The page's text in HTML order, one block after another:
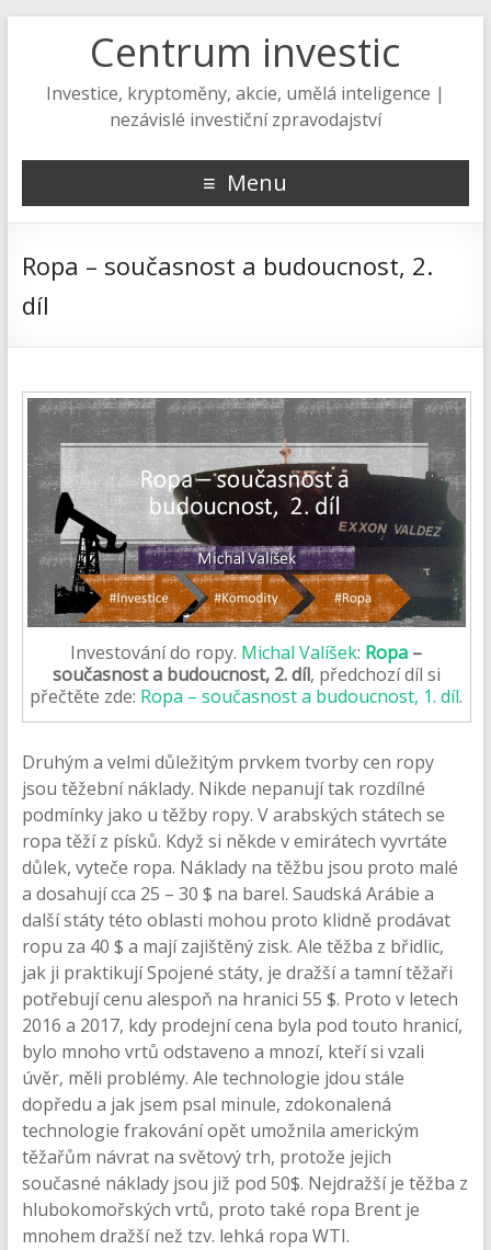
Centrum investic
Investice, kryptoměny, akcie, umělá inteligence |
nezávislé investiční zpravodajství
Menu
Ropa – současnost a budoucnost, 2.
díl
Investování do ropy. Michal Valíšek: Ropa –
současnost a budoucnost, 2. díl, předchozí díl si
přečtěte zde: Ropa – současnost a budoucnost, 1. díl.
Druhým a velmi důležitým prvkem tvorby cen ropy
jsou těžební náklady. Nikde nepanují tak rozdílné
podmínky jako u těžby ropy. V arabských státech se
ropa těží z písků. Když si někde v emirátech vyvrtáte
důlek, vyteče ropa. Náklady na těžbu jsou proto malé
a dosahují cca 25 – 30 $ na barel. Saudská Arábie a
další státy této oblasti mohou proto klidně prodávat
ropu za 40 $ a mají zajištěný zisk. Ale těžba z břidlic,
jak ji praktikují Spojené státy, je dražší a tamní těžaři
potřebují cenu alespoň na hranici 55 $. Proto v letech
2016 a 2017, kdy prodejní cena byla pod touto hranicí,
bylo mnoho vrtů odstaveno a mnozí, kteří si vzali
úvěr, měli problémy. Ale technologie jdou stále
dopředu a jak jsem psal minule, zdokonalená
technologie frakování opět umožnila americkým
těžařům návrat na světový trh, protože jejich
současné náklady jsou již pod 50$. Nejdražší je těžba z
hlubokomořských vrtů, proto také ropa Brent je
mnohem dražší než tzv. lehká ropa WTI.